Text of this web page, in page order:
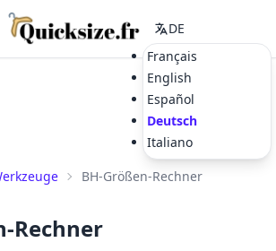
DE
Français
English
Español
Deutsch
Italiano
BH-Größen-Rechner
Rechner